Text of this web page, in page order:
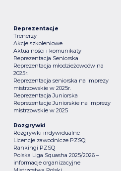
Reprezentacje
Trenerzy
Akcje szkoleniowe
Aktualności i komunikaty
Reprezentacja Seniorska
Reprezentacja młodzieżowców na
2025r.
Reprezentacja seniorska na imprezy
mistrzowskie w 2025r.
Reprezentacja Juniorska
Reprezentacje Juniorskie na imprezy
mistrzowskie w 2025
Rozgrywki
Rozgrywki indywidualne
Licencje zawodnicze PZSQ
Rankingi PZSQ
Polska Liga Squasha 2025/2026 –
informacje organizacyjne